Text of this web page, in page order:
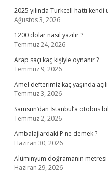
2025 yılında Turkcell hattı
Ağustos 3, 2026
1200 dolar nasıl yazılır ?
Temmuz 24, 2026
Arap saçı kaç kişiyle oynanır ?
Temmuz 9, 2026
Amel defterimiz kaç yaşında
Temmuz 3, 2026
Samsun’dan İstanbul’a otobüs
Temmuz 2, 2026
Ambalajlardaki P ne demek ?
Haziran 30, 2026
Alüminyum doğramanın
Haziran 29, 2026